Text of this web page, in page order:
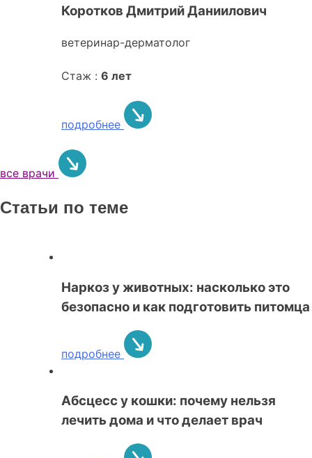
Коротков Дмитрий Даниилович
ветеринар-дерматолог
Стаж : 6 лет
подробнее
все врачи
Статьи по теме
Наркоз у животных: насколько это
безопасно и как подготовить питомца
подробнее
Абсцесс у кошки: почему нельзя
лечить дома и что делает врач